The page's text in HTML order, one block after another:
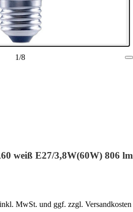
1/8
weiß E27/3,8W(60W) 806 lm
MwSt. und ggf. zzgl. Versandkosten